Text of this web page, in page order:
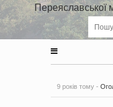
Переяславської
9 років тому -